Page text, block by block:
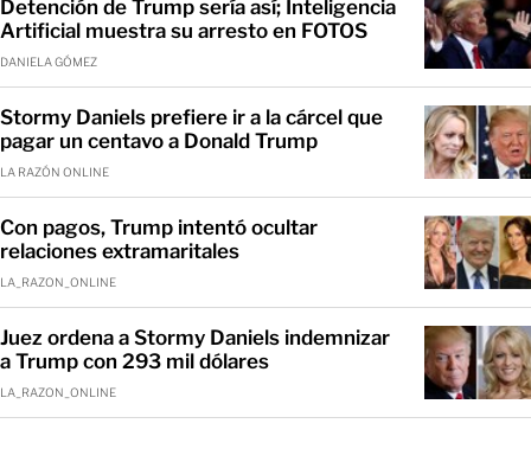
Detención de Trump sería así; Inteligencia
Artificial muestra su arresto en FOTOS
DANIELA GÓMEZ
Stormy Daniels prefiere ir a la cárcel que
pagar un centavo a Donald Trump
LA RAZÓN ONLINE
Con pagos, Trump intentó ocultar
relaciones extramaritales
LA_RAZON_ONLINE
Juez ordena a Stormy Daniels indemnizar
a Trump con 293 mil dólares
LA_RAZON_ONLINE